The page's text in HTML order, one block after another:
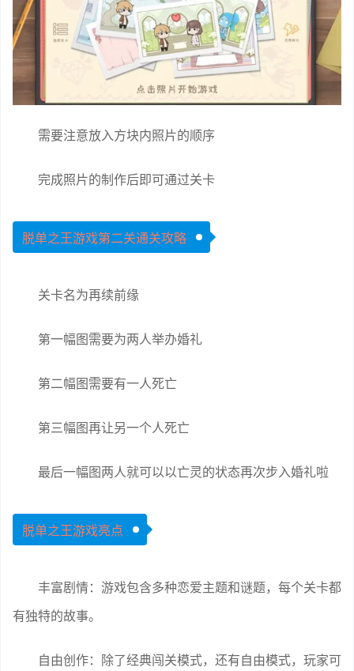
需要注意放入方块内照片的顺序
完成照片的制作后即可通过关卡
脱单之王游戏第二关通关攻略
关卡名为再续前缘
第一幅图需要为两人举办婚礼
第二幅图需要有一人死亡
第三幅图再让另一个人死亡
最后一幅图两人就可以以亡灵的状态再次步入婚礼啦
脱单之王游戏亮点
丰富剧情：游戏包含多种恋爱主题和谜题，每个关卡都
有独特的故事。
自由创作：除了经典闯关模式，还有自由模式，玩家可